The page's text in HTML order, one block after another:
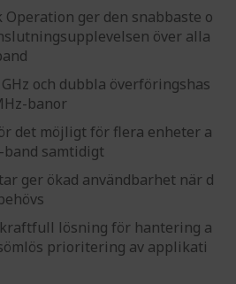
ger den snabbaste o
över alla
och dubbla överföringshas
banor
det möjligt för flera enheter a
samtidigt
ger ökad användbarhet när d
kraftfull lösning för hantering a
prioritering av applikati